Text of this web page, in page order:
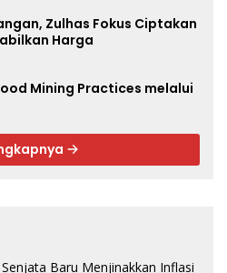
Zulhas Fokus Ciptakan
Harga
Mining Practices melalui